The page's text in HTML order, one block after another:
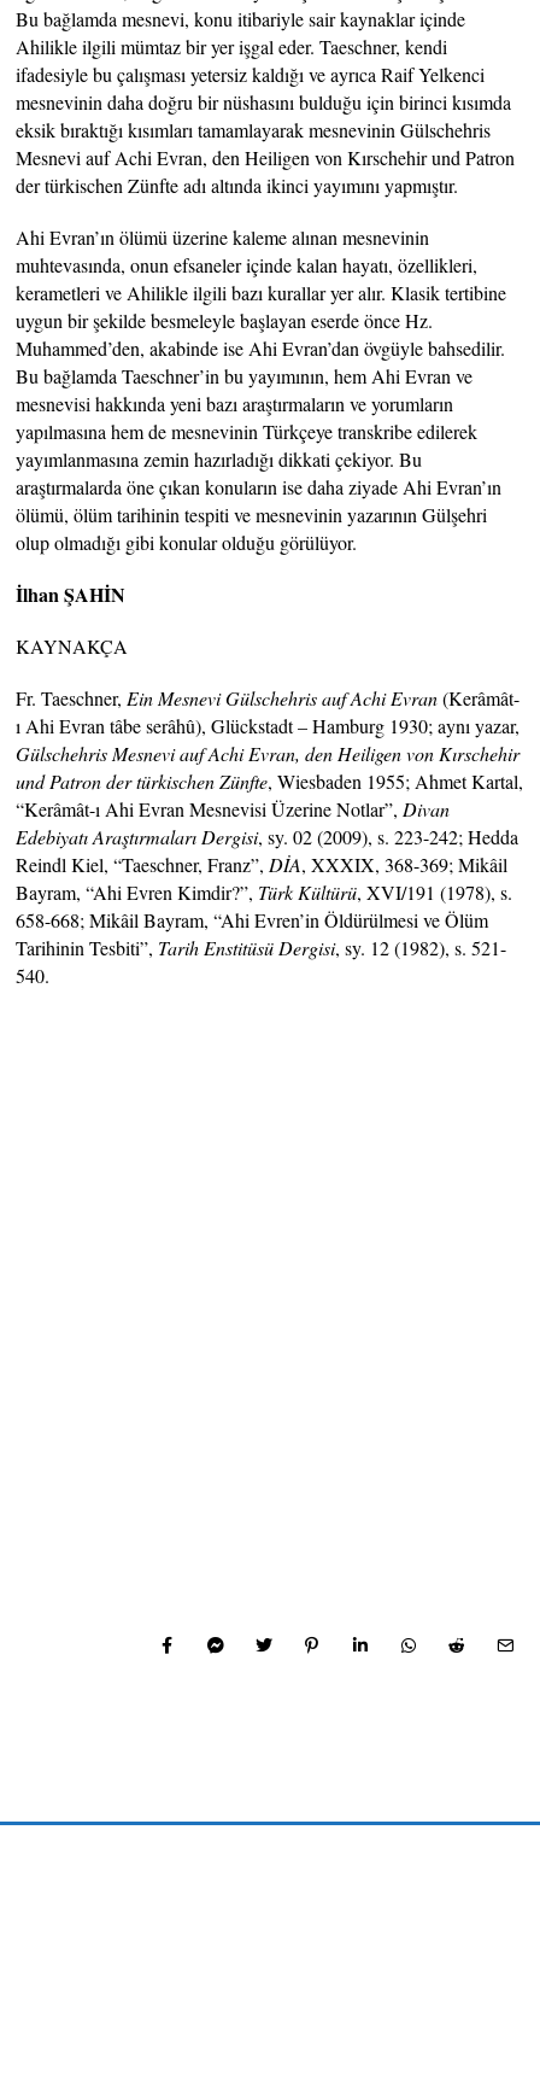
Bu bağlamda mesnevi, konu itibariyle sair kaynaklar içinde
Ahilikle ilgili mümtaz bir yer işgal eder. Taeschner, kendi
ifadesiyle bu çalışması yetersiz kaldığı ve ayrıca Raif Yelkenci
mesnevinin daha doğru bir nüshasını bulduğu için birinci kısımda
eksik bıraktığı kısımları tamamlayarak mesnevinin Gülschehris
Mesnevi auf Achi Evran, den Heiligen von Kırschehir und Patron
der türkischen Zünfte adı altında ikinci yayımını yapmıştır.
Ahi Evran’ın ölümü üzerine kaleme alınan mesnevinin
muhtevasında, onun efsaneler içinde kalan hayatı, özellikleri,
kerametleri ve Ahilikle ilgili bazı kurallar yer alır. Klasik tertibine
uygun bir şekilde besmeleyle başlayan eserde önce Hz.
Muhammed’den, akabinde ise Ahi Evran’dan övgüyle bahsedilir.
Bu bağlamda Taeschner’in bu yayımının, hem Ahi Evran ve
mesnevisi hakkında yeni bazı araştırmaların ve yorumların
yapılmasına hem de mesnevinin Türkçeye transkribe edilerek
yayımlanmasına zemin hazırladığı dikkati çekiyor. Bu
araştırmalarda öne çıkan konuların ise daha ziyade Ahi Evran’ın
ölümü, ölüm tarihinin tespiti ve mesnevinin yazarının Gülşehri
olup olmadığı gibi konular olduğu görülüyor.
İlhan ŞAHİN
KAYNAKÇA
Fr. Taeschner, Ein Mesnevi Gülschehris auf Achi Evran(Kerâmât-
ı Ahi Evran tâbe serâhû), Glückstadt – Hamburg 1930; aynı yazar,
Gülschehris Mesnevi auf Achi Evran, den Heiligen von Kırschehir
und Patron der türkischen Zünfte, Wiesbaden 1955; Ahmet Kartal,
“Kerâmât-ı Ahi Evran Mesnevisi Üzerine Notlar”, Divan
Edebiyatı Araştırmaları Dergisi, sy. 02 (2009), s. 223-242; Hedda
Reindl Kiel, “Taeschner, Franz”, DİA, XXXIX, 368-369; Mikâil
Bayram, “Ahi Evren Kimdir?”, Türk Kültürü, XVI/191 (1978), s.
658-668; Mikâil Bayram, “Ahi Evren’in Öldürülmesi ve Ölüm
Tarihinin Tesbiti”, Tarih Enstitüsü Dergisi, sy. 12 (1982), s. 521-
540.